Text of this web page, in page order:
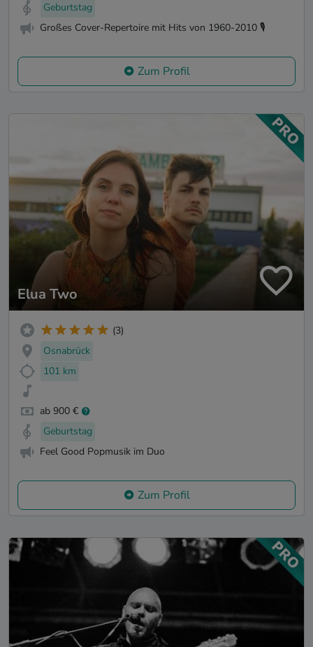
Geburtstag
Großes Cover-Repertoire mit Hits von 1960-2010 🎙️
Zum Profil
Elua Two
(3)
Osnabrück
101 km
ab 900 €
Geburtstag
Feel Good Popmusik im Duo
Zum Profil